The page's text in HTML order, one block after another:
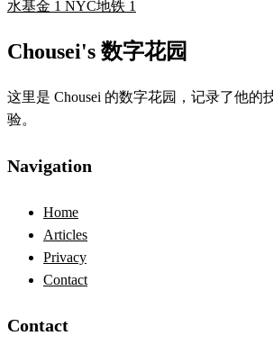
水基金 1 NYC地铁 1
Chousei's 数字花园
这里是 Chousei 的数字花园，记录了他的
验。
Navigation
Home
Articles
Privacy
Contact
Contact